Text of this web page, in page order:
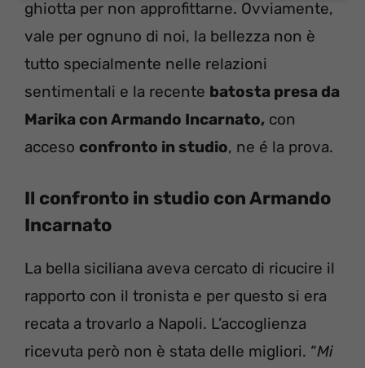
ghiotta per non approfittarne. Ovviamente,
vale per ognuno di noi, la bellezza non è
tutto specialmente nelle relazioni
sentimentali e la recente batosta presa da
Marika con Armando Incarnato, con
acceso confronto in studio, ne é la prova.
Il confronto in studio con Armando
Incarnato
La bella siciliana aveva cercato di ricucire il
rapporto con il tronista e per questo si era
recata a trovarlo a Napoli. L’accoglienza
ricevuta però non è stata delle migliori. “Mi